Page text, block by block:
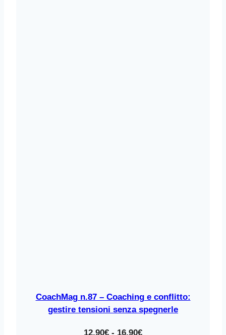
CoachMag n.87 – Coaching e conflitto:
gestire tensioni senza spegnerle
12,90€ - 16,90€Fascia